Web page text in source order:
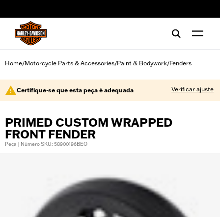
Home/Motorcycle Parts & Accessories/Paint & Bodywork/Fenders
Certifique-se que esta peça é adequada Verificar ajuste
PRIMED CUSTOM WRAPPED
FRONT FENDER
Peça | Número SKU: 58900196BEO